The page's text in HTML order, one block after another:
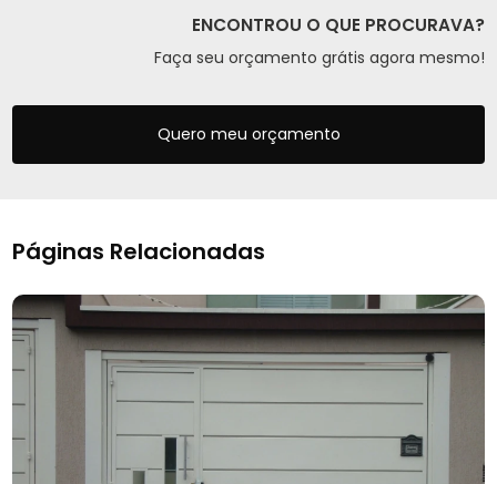
ENCONTROU O QUE PROCURAVA?
Faça seu orçamento grátis agora mesmo!
Quero meu orçamento
Páginas Relacionadas